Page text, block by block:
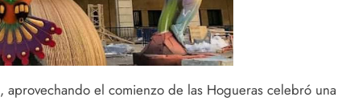
aprovechando el comienzo de las Hogueras celebró una